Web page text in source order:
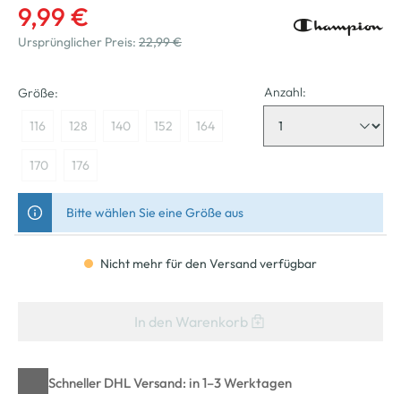
9,99 €
Ursprünglicher Preis: 22,99 €
Größe:
116 128 140 152 164
170 176
Anzahl:
Bitte wählen Sie eine Größe aus
Nicht mehr für den Versand verfügbar
In den Warenkorb
Schneller DHL Versand: in 1–3 Werktagen